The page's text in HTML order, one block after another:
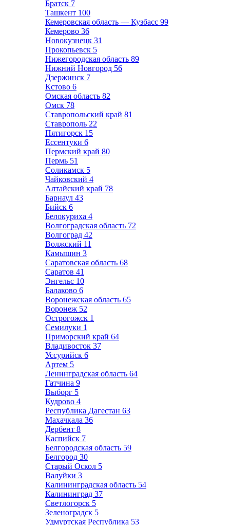
Братск 7
Ташкент 100
Кемеровская область — Кузбасс 99
Кемерово 36
Новокузнецк 31
Прокопьевск 5
Нижегородская область 89
Нижний Новгород 56
Дзержинск 7
Кстово 6
Омская область 82
Омск 78
Ставропольский край 81
Ставрополь 22
Пятигорск 15
Ессентуки 6
Пермский край 80
Пермь 51
Соликамск 5
Чайковский 4
Алтайский край 78
Барнаул 43
Бийск 6
Белокуриха 4
Волгоградская область 72
Волгоград 42
Волжский 11
Камышин 3
Саратовская область 68
Саратов 41
Энгельс 10
Балаково 6
Воронежская область 65
Воронеж 52
Острогожск 1
Семилуки 1
Приморский край 64
Владивосток 37
Уссурийск 6
Артем 5
Ленинградская область 64
Гатчина 9
Выборг 5
Кудрово 4
Республика Дагестан 63
Махачкала 36
Дербент 8
Каспийск 7
Белгородская область 59
Белгород 30
Старый Оскол 5
Валуйки 3
Калининградская область 54
Калининград 37
Светлогорск 5
Зеленоградск 5
Удмуртская Республика 53